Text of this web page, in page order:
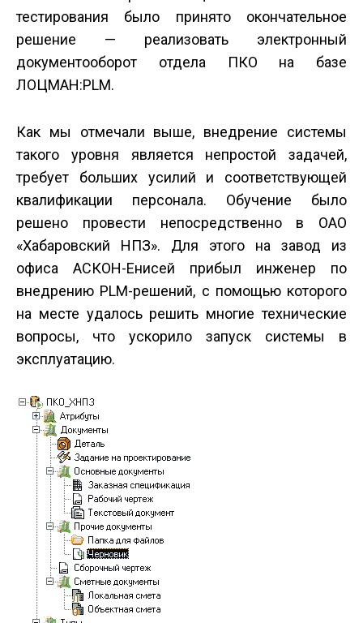
тестирования было принято окончательное
решение — реализовать электронный
документооборот отдела ПКО на базе
ЛОЦМАН:PLM.
Как мы отмечали выше, внедрение системы
такого уровня является непростой задачей,
требует больших усилий и соответствующей
квалификации персонала. Обучение было
решено провести непосредственно в ОАО
«Хабаровский НПЗ». Для этого на завод из
офиса АСКОН-Енисей прибыл инженер по
внедрению PLM-решений, с помощью которого
на месте удалось решить многие технические
вопросы, что ускорило запуск системы в
эксплуатацию.